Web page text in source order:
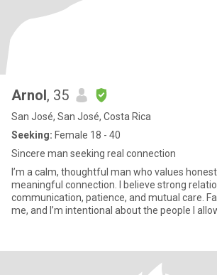
Arnol, 35
San José, San José, Costa Rica
Seeking: Female 18 - 40
Sincere man seeking real connection
I’m a calm, thoughtful man who values
meaningful connection. I believe strong
communication, patience, and mutual care. Family is important to
me, and I’m intentional about the people I